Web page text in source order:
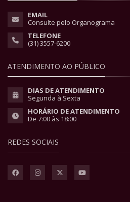
EMAIL
Consulte pelo Organograma
TELEFONE
(31) 3557-6200
ATENDIMENTO AO PÚBLICO
DIAS DE ATENDIMENTO
Segunda à Sexta
HORÁRIO DE ATENDIMENTO
De 7:00 às 18:00
REDES SOCIAIS